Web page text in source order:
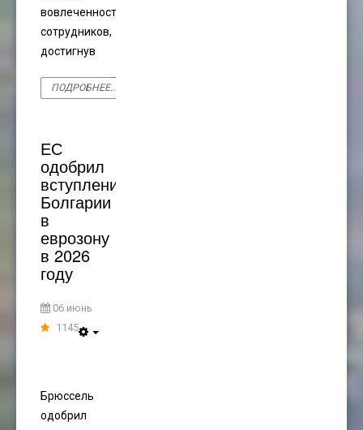
вовлеченности
сотрудников,
достигнув
ПОДРОБНЕЕ...
ЕС
одобрил
вступление
Болгарии
в
еврозону
в 2026
году
06 июнь
1145
Брюссель
одобрил